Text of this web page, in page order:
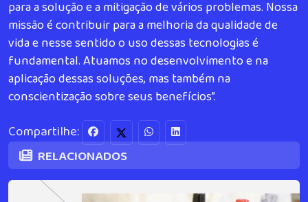
para a solução e a mitigação de vários problemas. Nossa
missão é contribuir para a melhoria da qualidade de
vida e nesse sentido o uso dessas tecnologias é
fundamental. Atuamos no desenvolvimento e na
aplicação dessas soluções, mas também na
conscientização sobre seus benefícios”.
Compartilhe:
RELACIONADOS